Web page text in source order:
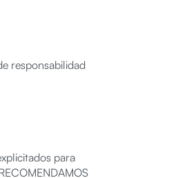
responsabilidad
para